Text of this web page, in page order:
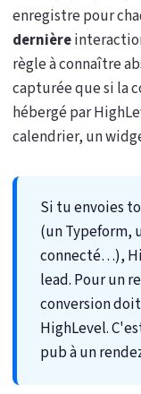
enregistre pour
dernière
règle à connaître
capturée que si la
hébergé par
calendrier, un
Si tu envoies
(un Typeform,
connecté…),
lead. Pour un
conversion
HighLevel.
pub à un